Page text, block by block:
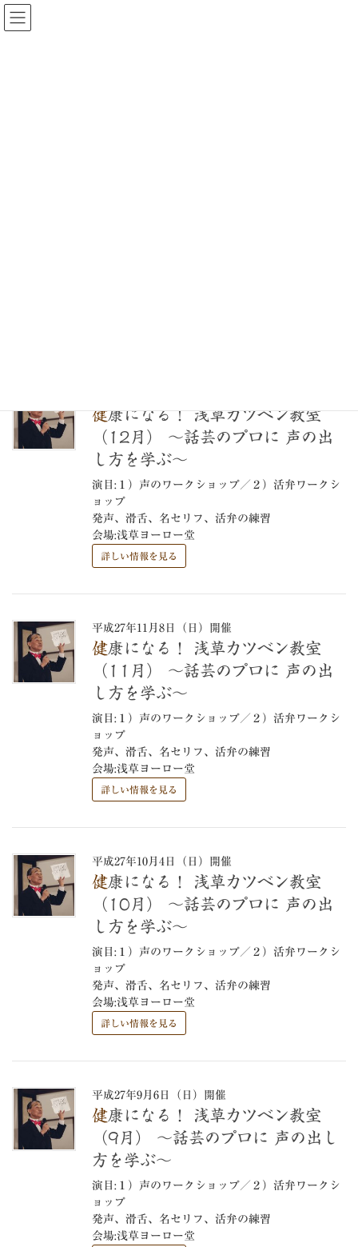
健康になる！ 浅草カツベン教室
（12月） ～話芸のプロに 声の出
し方を学ぶ～
演目:１）声のワークショップ／２）活弁ワークシ
ョップ
発声、滑舌、名セリフ、活弁の練習
会場:浅草ヨーロー堂
詳しい情報を見る
平成27年11月8日（日）開催
健康になる！ 浅草カツベン教室
（11月） ～話芸のプロに 声の出
し方を学ぶ～
演目:１）声のワークショップ／２）活弁ワークシ
ョップ
発声、滑舌、名セリフ、活弁の練習
会場:浅草ヨーロー堂
詳しい情報を見る
平成27年10月4日（日）開催
健康になる！ 浅草カツベン教室
（10月） ～話芸のプロに 声の出
し方を学ぶ～
演目:１）声のワークショップ／２）活弁ワークシ
ョップ
発声、滑舌、名セリフ、活弁の練習
会場:浅草ヨーロー堂
詳しい情報を見る
平成27年9月6日（日）開催
健康になる！ 浅草カツベン教室
（9月） ～話芸のプロに 声の出し
方を学ぶ～
演目:１）声のワークショップ／２）活弁ワークシ
ョップ
発声、滑舌、名セリフ、活弁の練習
会場:浅草ヨーロー堂